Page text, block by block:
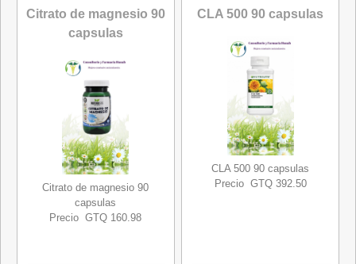
Citrato de magnesio 90
capsulas
Citrato de magnesio 90
capsulas
Precio GTQ 160.98
CLA 500 90 capsulas
CLA 500 90 capsulas
Precio GTQ 392.50